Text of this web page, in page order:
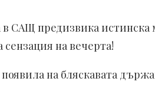
предизвика истинска
на вечерта!
на бляскавата